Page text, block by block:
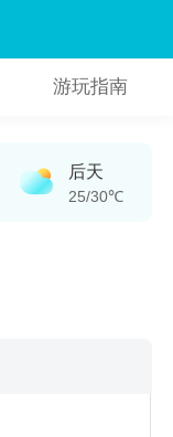
游玩指南
后天
25/30℃